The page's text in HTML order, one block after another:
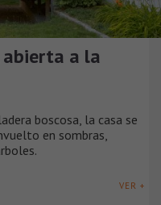
abierta a la
boscosa, la casa se
en sombras,
VER +